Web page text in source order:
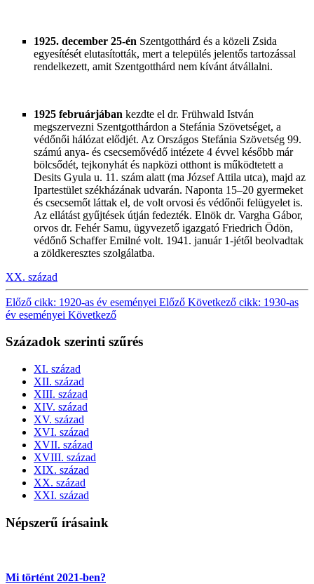
1925. december 25-én Szentgotthárd és a közeli Zsida
egyesítését elutasították, mert a település jelentős tartozással
rendelkezett, amit Szentgotthárd nem kívánt átvállalni.
1925 februárjában kezdte el dr. Frühwald István
megszervezni Szentgotthárdon a Stefánia Szövetséget, a
védőnői hálózat elődjét. Az Országos Stefánia Szövetség 99.
számú anya- és csecsemővédő intézete 4 évvel később már
bölcsődét, tejkonyhát és napközi otthont is működtetett a
Desits Gyula u. 11. szám alatt (ma József Attila utca), majd az
Ipartestület székházának udvarán. Naponta 15–20 gyermeket
és csecsemőt láttak el, de volt orvosi és védőnői felügyelet is.
Az ellátást gyűjtések útján fedezték. Elnök dr. Vargha Gábor,
orvos dr. Fehér Samu, ügyvezető igazgató Friedrich Ödön,
védőnő Schaffer Emilné volt. 1941. január 1-jétől beolvadtak
a zöldkeresztes szolgálatba.
XX. század
Előző cikk: 1920-as év eseményei Előző Következő cikk: 1930-as
év eseményei Következő
Századok szerinti szűrés
XI. század
XII. század
XIII. század
XIV. század
XV. század
XVI. század
XVII. század
XVIII. század
XIX. század
XX. század
XXI. század
Népszerű írásaink
Mi történt 2021-ben?